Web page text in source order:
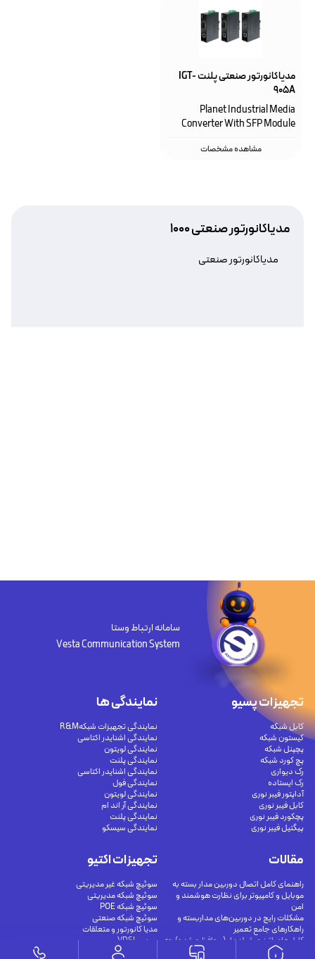
مدیاکانورتور صنعتی پلنت IGT-
905A
Planet Industrial Media
Converter With SFP Module
مشاهده مشخصات
مدیاکانورتور صنعتی 1000
مدیاکانورتور صنعتی
سامانه ارتباط وستا
Vesta Communication System
تجهیزات پسیو
کابل شبکه
کیستون شبکه
پچپنل شبکه
پچ کورد شبکه
رک دیواری
رک ایستاده
آداپتور فیبر نوری
کابل فیبر نوری
پچکورد فیبر نوری
پیگتیل فیبر نوری
تجهیزات اکتیو
سوئیچ شبکه غیر مدیریتی
سوئیچ شبکه مدیریتی
سوئیچ شبکه POE
سوئیچ شبکه صنعتی
مدیا کانورتور و متعلقات
مودم VDSL
نمایندگی ها
نمایندگی تجهیزات شبکهR&M
نمایندگی اشنایدر اکتاسی
نمایندگی لویتون
نمایندگی پلنت
نمایندگی اشنایدر اکتاسی
نمایندگی فول
نمایندگی لویتون
نمایندگی آر اند ام
نمایندگی پلنت
نمایندگی سیسکو
مقالات
راهنمای کامل اتصال دوربین مدار بسته به
موبایل و کامپیوتر برای نظارت هوشمند و
امن
مشکلات رایج در دوربین‌های مداربسته و
راهکارهای جامع تعمیر
کابل‌های اترنت شیلددار (محافظت‌شده) چه
هستند؟